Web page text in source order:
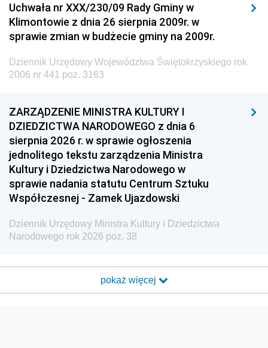
Uchwała nr XXX/230/09 Rady Gminy w
Klimontowie z dnia 26 sierpnia 2009r. w
sprawie zmian w budżecie gminy na 2009r.
Dziennik Urzędowy Województwa Świętokrzyskiego rok
2006 nr 441 poz. 3163
ZARZĄDZENIE MINISTRA KULTURY I
DZIEDZICTWA NARODOWEGO z dnia 6
sierpnia 2026 r. w sprawie ogłoszenia
jednolitego tekstu zarządzenia Ministra
Kultury i Dziedzictwa Narodowego w
sprawie nadania statutu Centrum Sztuku
Współczesnej - Zamek Ujazdowski
Dziennik Urzędowy Ministra Kultury i Dziedzictwa
Narodowego rok 2026 poz. 38
pokaż więcej